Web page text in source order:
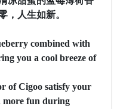
，人生如新。
combined with
you a cool breeze of
of Cigoo satisfy your
more fun during